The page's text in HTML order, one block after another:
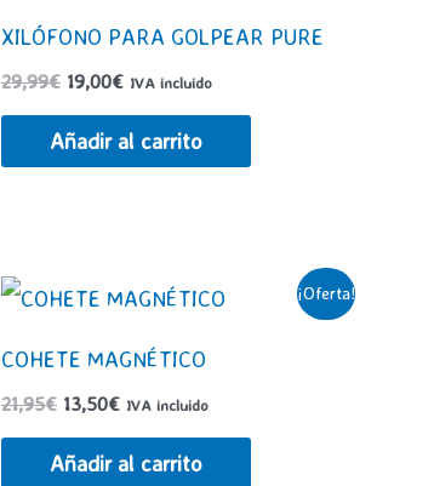
XILÓFONO PARA GOLPEAR PURE
29,99€ El
original
era:
19,00€El
actual
es:
IVA incluido
Añadir al carrito
¡Oferta!
COHETE MAGNÉTICO
21,95€ El
original
era:
13,50€El
actual
es:
IVA incluido
Añadir al carrito